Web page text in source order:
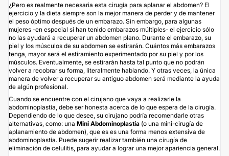
¿Pero es realmente necesaria esta cirugía para aplanar el abdomen? El
ejercicio y la dieta siempre son la mejor manera de perder y de mantener
el peso óptimo después de un embarazo. Sin embargo, para algunas
mujeres -en especial si han tenido embarazos múltiples- el ejercicio sólo
no las ayudará a recuperar un abdomen plano. Durante el embarazo, su
piel y los músculos de su abdomen se estirarán. Cuántos más embarazos
tenga, mayor será el estiramiento experimentado por su piel y por los
músculos. Eventualmente, se estirarán hasta tal punto que no podrán
volver a recobrar su forma, literalmente hablando. Y otras veces, la única
manera de volver a recuperar su antiguo abdomen será mediante la ayuda
de algún profesional.
Cuando se encuentre con el cirujano que vaya a realizarle la
abdominoplastía, debe ser honesta acerca de lo que espera de la cirugía.
Dependiendo de lo que desee, su cirujano podría recomendarle otras
alternativas, como: una Mini Abdominoplastía (o una mini-cirugía de
aplanamiento de abdomen), que es es una forma menos extensiva de
abdominoplastía. Puede sugerir realizar también una cirugía de
eliminación de celulitis, para ayudar a lograr una mejor apariencia general.